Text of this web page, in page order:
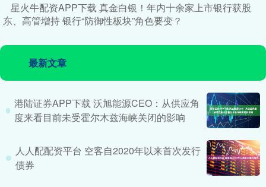
星火牛配资APP下载 真金白银！年内十余家上市银行获股
东、高管增持 银行“防御性板块”角色要变？
最新文章
港陆证券APP下载 沃旭能源CEO：从供应角
度来看目前未受霍尔木兹海峡关闭的影响
人人配配资平台 空客自2020年以来首次发行
债券